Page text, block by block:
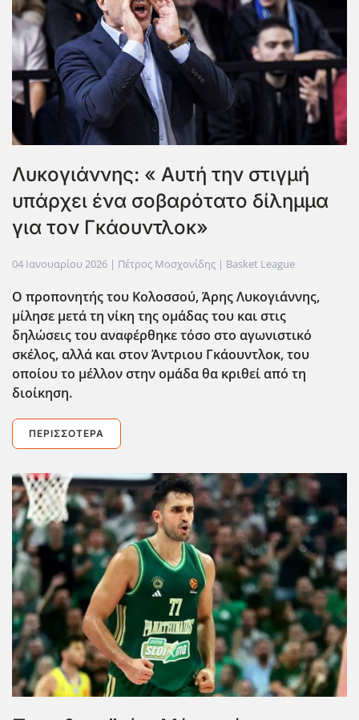
Λυκογιάννης: « Αυτή την στιγμή
υπάρχει ένα σοβαρότατο δίλημμα
για τον Γκάουντλοκ»
04 Ιανουαρίου 2026 | Πέτρος Μοσχονίδης | Basket League
Ο προπονητής του Κολοσσού, Άρης Λυκογιάννης,
μίλησε μετά τη νίκη της ομάδας του και στις
δηλώσεις του αναφέρθηκε τόσο στο αγωνιστικό
σκέλος, αλλά και στον Άντριου Γκάουντλοκ, του
οποίου το μέλλον στην ομάδα θα κριθεί από τη
διοίκηση.
ΠΕΡΙΣΣΌΤΕΡΑ